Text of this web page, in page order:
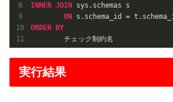
INNER JOIN
sys.schemas s
ON
ORDER
BY
	チェック制約名
実行結果